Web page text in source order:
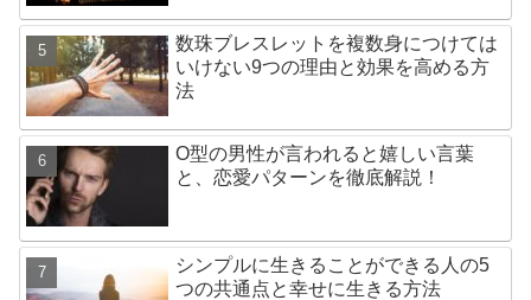
数珠ブレスレットを複数身につけては
いけない9つの理由と効果を高める方
法
O型の男性が言われると嬉しい言葉
と、恋愛パターンを徹底解説！
シンプルに生きることができる人の5
つの共通点と幸せに生きる方法